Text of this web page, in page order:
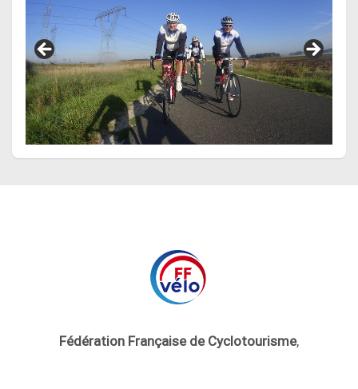
Fédération Française de Cyclotourisme,